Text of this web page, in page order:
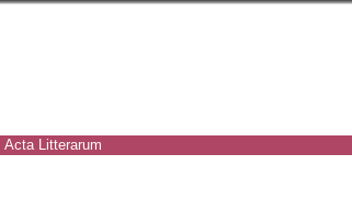
Acta Litterarum